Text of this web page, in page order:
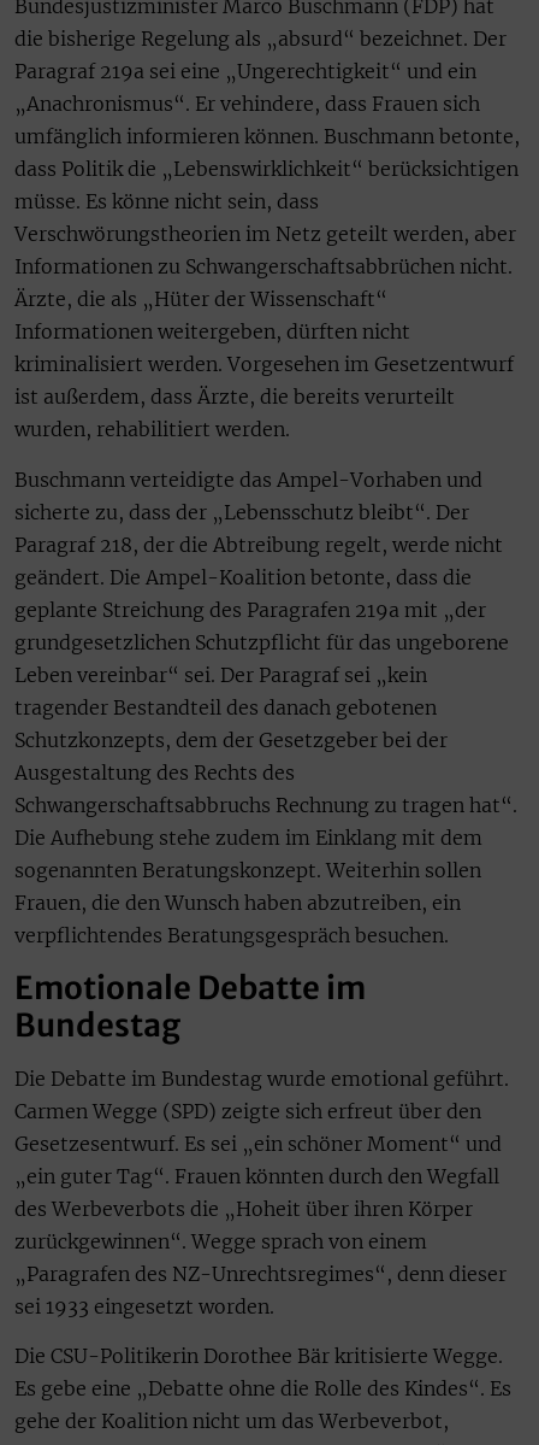
Bundesjustizminister Marco Buschmann (FDP) hat
die bisherige Regelung als „absurd“ bezeichnet. Der
Paragraf 219a sei eine „Ungerechtigkeit“ und ein
„Anachronismus“. Er vehindere, dass Frauen sich
umfänglich informieren können. Buschmann betonte,
dass Politik die „Lebenswirklichkeit“ berücksichtigen
müsse. Es könne nicht sein, dass
Verschwörungstheorien im Netz geteilt werden, aber
Informationen zu Schwangerschaftsabbrüchen nicht.
Ärzte, die als „Hüter der Wissenschaft“
Informationen weitergeben, dürften nicht
kriminalisiert werden. Vorgesehen im Gesetzentwurf
ist außerdem, dass Ärzte, die bereits verurteilt
wurden, rehabilitiert werden.
Buschmann verteidigte das Ampel-Vorhaben und
sicherte zu, dass der „Lebensschutz bleibt“. Der
Paragraf 218, der die Abtreibung regelt, werde nicht
geändert. Die Ampel-Koalition betonte, dass die
geplante Streichung des Paragrafen 219a mit „der
grundgesetzlichen Schutzpflicht für das ungeborene
Leben vereinbar“ sei. Der Paragraf sei „kein
tragender Bestandteil des danach gebotenen
Schutzkonzepts, dem der Gesetzgeber bei der
Ausgestaltung des Rechts des
Schwangerschaftsabbruchs Rechnung zu tragen hat“.
Die Aufhebung stehe zudem im Einklang mit dem
sogenannten Beratungskonzept. Weiterhin sollen
Frauen, die den Wunsch haben abzutreiben, ein
verpflichtendes Beratungsgespräch besuchen.
Emotionale Debatte im
Bundestag
Die Debatte im Bundestag wurde emotional geführt.
Carmen Wegge (SPD) zeigte sich erfreut über den
Gesetzesentwurf. Es sei „ein schöner Moment“ und
„ein guter Tag“. Frauen könnten durch den Wegfall
des Werbeverbots die „Hoheit über ihren Körper
zurückgewinnen“. Wegge sprach von einem
„Paragrafen des NZ-Unrechtsregimes“, denn dieser
sei 1933 eingesetzt worden.
Die CSU-Politikerin Dorothee Bär kritisierte Wegge.
Es gebe eine „Debatte ohne die Rolle des Kindes“. Es
gehe der Koalition nicht um das Werbeverbot,